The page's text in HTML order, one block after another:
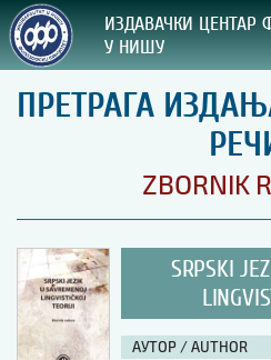
ИЗДАВАЧКИ ЦЕНТАР
У НИШУ
СВА НАША
ВРСТА ИЗДАЊА:
ПРЕТРАГА
ZBORNIK
SRPSKI
АУТОР / AUTHOR